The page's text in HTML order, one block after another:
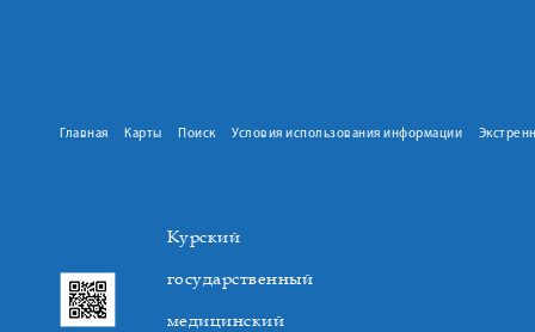
Главная Карты Поиск Условия использования информации
Курский
государственный
медицинский